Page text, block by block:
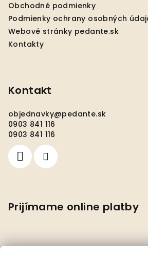
Obchodné podmienky
Podmienky ochrany osobných
Webové stránky pedante.sk
Kontakty
Kontakt
objednavky@pedante.sk
0903 841 116
0903 841 116
Prijímame online platby